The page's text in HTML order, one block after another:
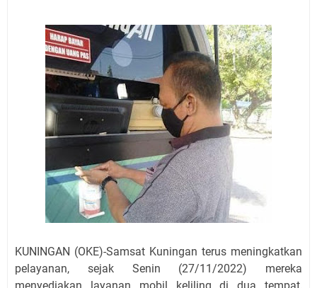
Sangat Seru
Warga Mulai Kesulitan Air Bersih Akibat Kekeringan,
Polres Kuningan dan PAM Tirta Kamuning Salurakan
12 Ribu Liter
Uniku Jadi Tuan Rumah Pendampingan Penyusunan
Dokumen SPMI
Sudahkah Kita Merdeka Dari Hawa Nafsu?
Info Sembako di Pasar Kepuh Kuningan Kamis 6
Agustus 2026, Daging Naik, Telur Turun
Agenda Kegiatan Bupati Kuningan Jumat 7 Agustus
2026 Ada Tiga, Tapi yang Bakal Dihadiri Hanya Satu
Agustus 2026
KUNINGAN (OKE)-Samsat Kuningan terus meningkatkan
pelayanan, sejak Senin (27/11/2022) mereka